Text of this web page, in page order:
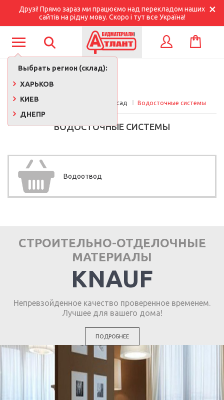
Друзі! Прямо зараз ми працюємо над перекладом наших
сайтів на рідну мову. Скоро і тут все Україна!
Выбрать регион (склад):
ХАРЬКОВ
КИЕВ
ДНЕПР
КОРЗИНА
Главная Кровля, утепление, фасад Водосточные системы
ВОДОСТОЧНЫЕ СИСТЕМЫ
Водоотвод
СТРОИТЕЛЬНО-ОТДЕЛОЧНЫЕ
МАТЕРИАЛЫ
KNAUF
Непревзойденное качество проверенное временем.
Лучшее для вашего дома!
ПОДРОБНЕЕ